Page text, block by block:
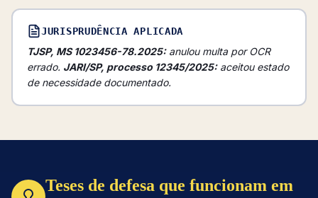
JURISPRUDÊNCIA APLICADA
TJSP, MS 1023456-78.2025:anulou multa por OCR
errado. JARI/SP, processo 12345/2025:aceitou estado
de necessidade documentado.
Teses de defesa que funcionam em